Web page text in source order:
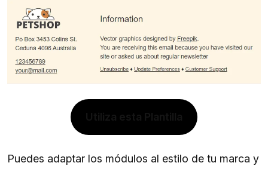
Puedes adaptar los módulos al estilo de tu marca y